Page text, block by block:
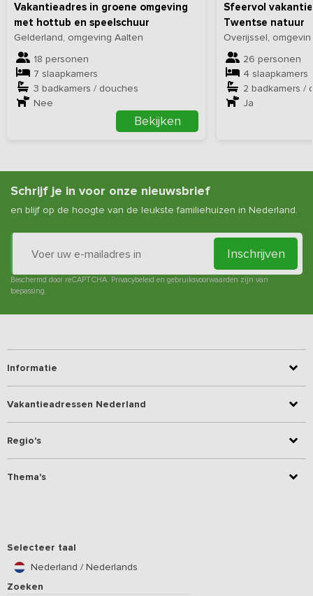
Vakantieadres in groene omgeving
met hottub en speelschuur
Gelderland, omgeving Aalten
18 personen
7 slaapkamers
3 badkamers / douches
Nee
Bekijken
Sfeervol
Twentse natuur
Overijssel,
26 personen
4 slaapkamers
2 badkamers /
Ja
Schrijf je in voor onze nieuwsbrief
en blijf op de hoogte van de leukste familiehuizen in Nederland.
Inschrijven
Beschermd door reCAPTCHA. Privacybeleid en gebruiksvoorwaarden zijn van
toepassing.
Informatie
Vakantieadressen Nederland
Regio's
Thema's
Selecteer taal
Nederland / Nederlands
Zoeken